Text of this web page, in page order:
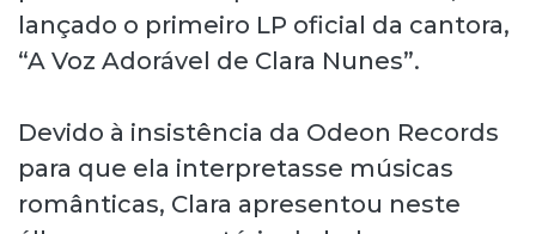
lançado o primeiro LP oficial da cantora,
“A Voz Adorável de Clara Nunes”.
Devido à insistência da Odeon Records
para que ela interpretasse músicas
românticas, Clara apresentou neste